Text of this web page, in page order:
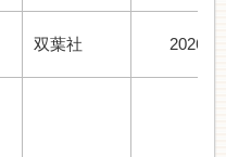
双葉社 2026.7